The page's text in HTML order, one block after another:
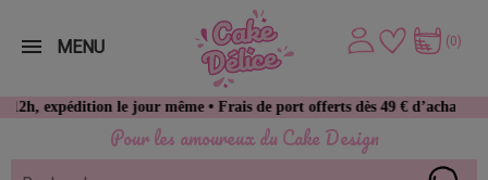
Pour les amoureux du Cake Design
expédition le jour même • Frais de port offerts dès 49 € d’achat
(0)
MENU